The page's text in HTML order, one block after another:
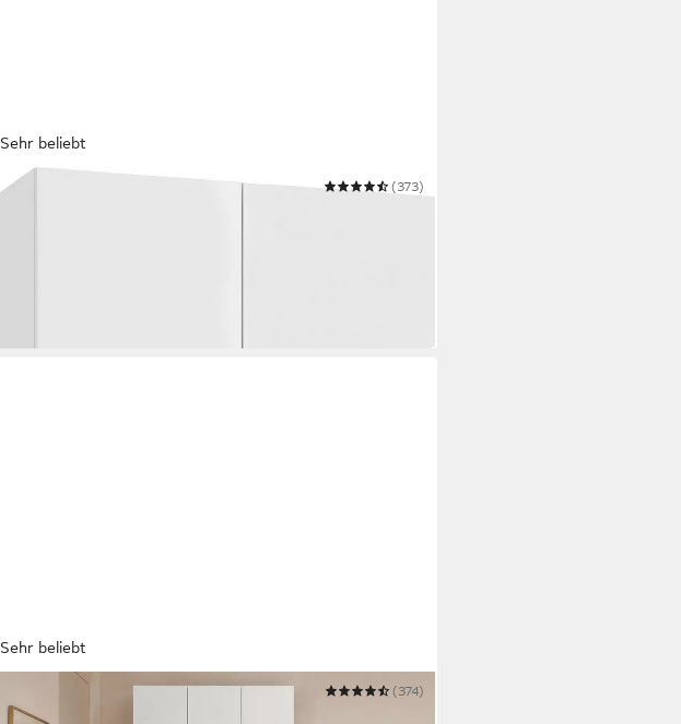
Sehr beliebt
HOME AFFAIRE
(373)
Sehr beliebt
Schuhschrank MISTER Schuhkommode, Schuhmöbel,
(374)